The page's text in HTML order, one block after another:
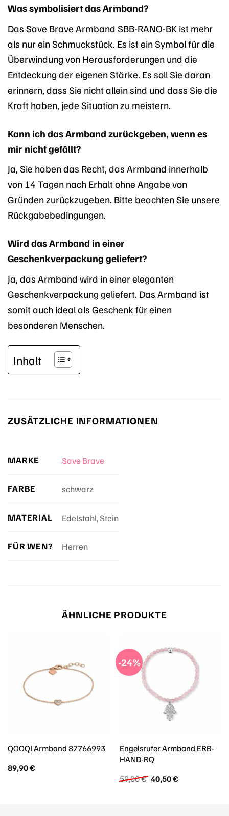
Was symbolisiert das Armband?
Das Save Brave Armband SBB-RANO-BK ist mehr
als nur ein Schmuckstück. Es ist ein Symbol für die
Überwindung von Herausforderungen und die
Entdeckung der eigenen Stärke. Es soll Sie daran
erinnern, dass Sie nicht allein sind und dass Sie die
Kraft haben, jede Situation zu meistern.
Kann ich das Armband zurückgeben, wenn es
mir nicht gefällt?
Ja, Sie haben das Recht, das Armband innerhalb
von 14 Tagen nach Erhalt ohne Angabe von
Gründen zurückzugeben. Bitte beachten Sie unsere
Rückgabebedingungen.
Wird das Armband in einer
Geschenkverpackung geliefert?
Ja, das Armband wird in einer eleganten
Geschenkverpackung geliefert. Das Armband ist
somit auch ideal als Geschenk für einen
besonderen Menschen.
Inhalt
ZUSÄTZLICHE INFORMATIONEN
MARKE Save Brave
FARBE schwarz
MATERIAL Edelstahl, Stein
FÜR WEN? Herren
ÄHNLICHE PRODUKTE
QOOQI Armband 87766993
89,90€
-24%
Engelsrufer Armband ERB-
HAND-RQ
59,00€ Ursprünglicher
Preis
40,50€Aktueller